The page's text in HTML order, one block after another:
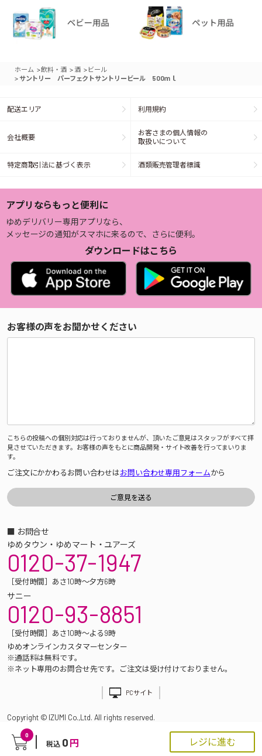
0
税込 0 円 レジに進む
ホーム >飲料・酒 > 酒 > ビール
> サントリー パーフェクトサントリービール 500ｍｌ
配送エリア 利用規約
会社概要
お客さまの個人情報の
取扱いについて
特定商取引法に基づく表示 酒類販売管理者標識
アプリならもっと便利に
ゆめデリバリー専用アプリなら、
メッセージの通知がスマホに来るので、さらに便利。
ダウンロードはこちら
お客様の声をお聞かせください
こちらの投稿への個別対応は行っておりませんが、頂いたご意見はスタッフがすべて拝
見させていただきます。お客様の声をもとに商品開発・サイト改善を行ってまいりま
す。
ご注文にかかわるお問い合わせはお問い合わせ専用フォームから
■ お問合せ
ゆめタウン・ゆめマート・ユアーズ
0120-37-1947
［受付時間］あさ10時～夕方6時
サニー
0120-93-8851
［受付時間］あさ10時～よる9時
ゆめオンラインカスタマーセンター
※通話料は無料です。
※ネット専用のお問合せ先です。ご注文は受け付けておりません。
PCサイト
Copyright © IZUMI Co.,Ltd. All rights reserved.